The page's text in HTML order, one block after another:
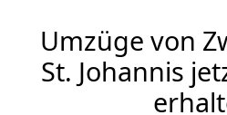
Umzüge von
St. Johannis